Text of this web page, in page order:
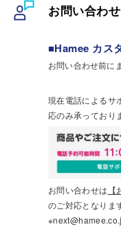
お問い合わせ
■Hamee カス
お問い合わせ前に
現在電話によるサ
応のみ承っており
お問い合わせは
のご対応となりま